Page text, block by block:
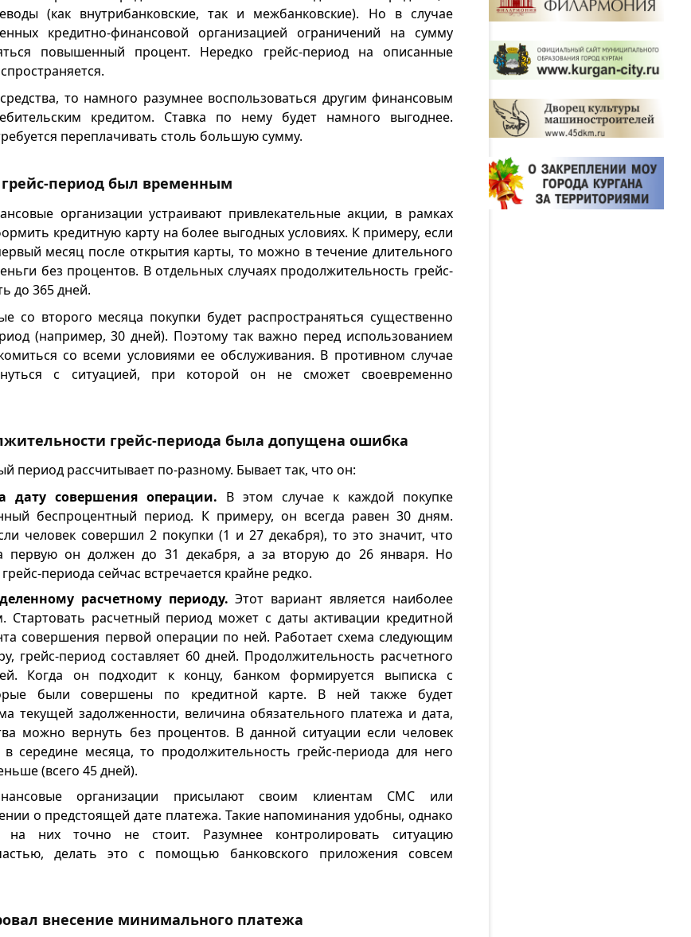
(как внутрибанковские, так и межбанковские). Но в случае
кредитно-финансовой организацией ограничений на сумму
повышенный процент. Нередко грейс-период на описанные
то намного разумнее воспользоваться другим финансовым
кредитом. Ставка по нему будет намного выгоднее.
переплачивать столь большую сумму.
период был временным
организации устраивают привлекательные акции, в рамках
кредитную карту на более выгодных условиях. К примеру, если
месяц после открытия карты, то можно в течение длительного
без процентов. В отдельных случаях продолжительность грейс-
до 365 дней.
со второго месяца покупки будет распространяться существенно
(например, 30 дней). Поэтому так важно перед использованием
со всеми условиями ее обслуживания. В противном случае
с ситуацией, при которой он не сможет своевременно
грейс-периода была допущена ошибка
период рассчитывает по-разному. Бывает так, что он:
дату совершения операции. В этом случае к каждой покупке
беспроцентный период. К примеру, он всегда равен 30 дням.
человек совершил 2 покупки (1 и 27 декабря), то это значит, что
первую он должен до 31 декабря, а за вторую до 26 января. Но
периода сейчас встречается крайне редко.
расчетному периоду. Этот вариант является наиболее
Стартовать расчетный период может с даты активации кредитной
совершения первой операции по ней. Работает схема следующим
грейс-период составляет 60 дней. Продолжительность расчетного
Когда он подходит к концу, банком формируется выписка с
были совершены по кредитной карте. В ней также будет
текущей задолженности, величина обязательного платежа и дата,
можно вернуть без процентов. В данной ситуации если человек
середине месяца, то продолжительность грейс-периода для него
(всего 45 дней).
организации присылают своим клиентам СМС или
о предстоящей дате платежа. Такие напоминания удобны, однако
на них точно не стоит. Разумнее контролировать ситуацию
делать это с помощью банковского приложения совсем
внесение минимального платежа